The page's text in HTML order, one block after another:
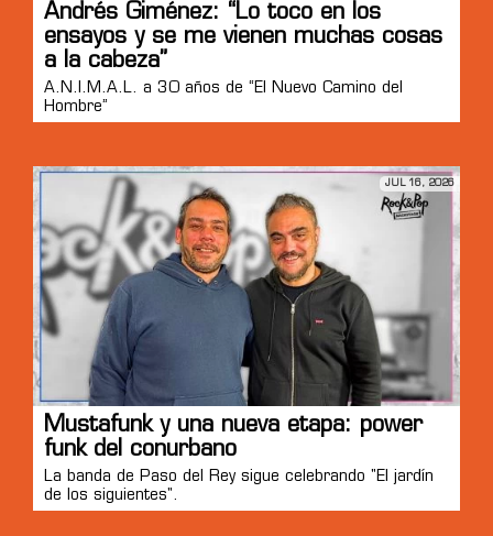
Andrés Giménez: “Lo toco en los
ensayos y se me vienen muchas cosas
a la cabeza”
A.N.I.M.A.L. a 30 años de “El Nuevo Camino del
Hombre”
JUL 16, 2026
Mustafunk y una nueva etapa: power
funk del conurbano
La banda de Paso del Rey sigue celebrando "El jardín
de los siguientes".